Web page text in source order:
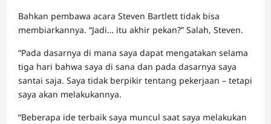
Bahkan pembawa acara Steven Bartlett tidak bisa
membiarkannya. “Jadi… itu akhir pekan?” Salah, Steven.
“Pada dasarnya di mana saya dapat mengatakan selama
tiga hari bahwa saya di sana dan pada dasarnya saya
santai saja. Saya tidak berpikir tentang pekerjaan – tetapi
saya akan melakukannya.
“Beberapa ide terbaik saya muncul saat saya melakukan